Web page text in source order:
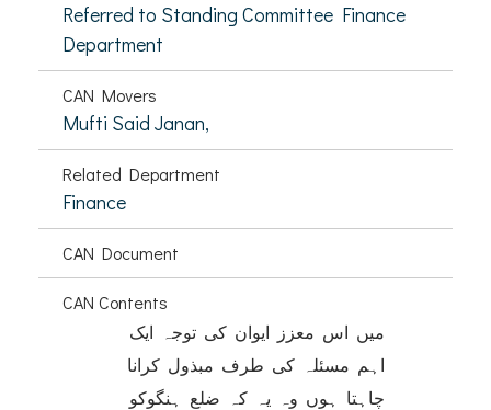
Referred to Standing Committee Finance
Department
CAN Movers
Mufti Said Janan,
Related Department
Finance
CAN Document
CAN Contents
میں اس معزز ایوان کی توجہ ایک
اہم مسئلہ کی طرف مبذول کرانا
چاہتا ہوں وہ یہ کہ ضلع ہنگوکو